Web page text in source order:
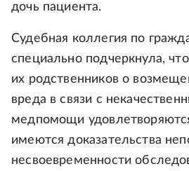
дочь пациента.
Судебная коллегия по
специально подчеркнула,
их родственников о
вреда в связи с
медпомощи
имеются доказательства
несвоевременности